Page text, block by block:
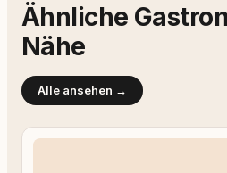
Ähnliche
Nähe
Alle ansehen →